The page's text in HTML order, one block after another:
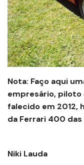
Nota: Faço aqui
empresário, piloto
falecido em 2012,
da Ferrari 400
Niki Lauda